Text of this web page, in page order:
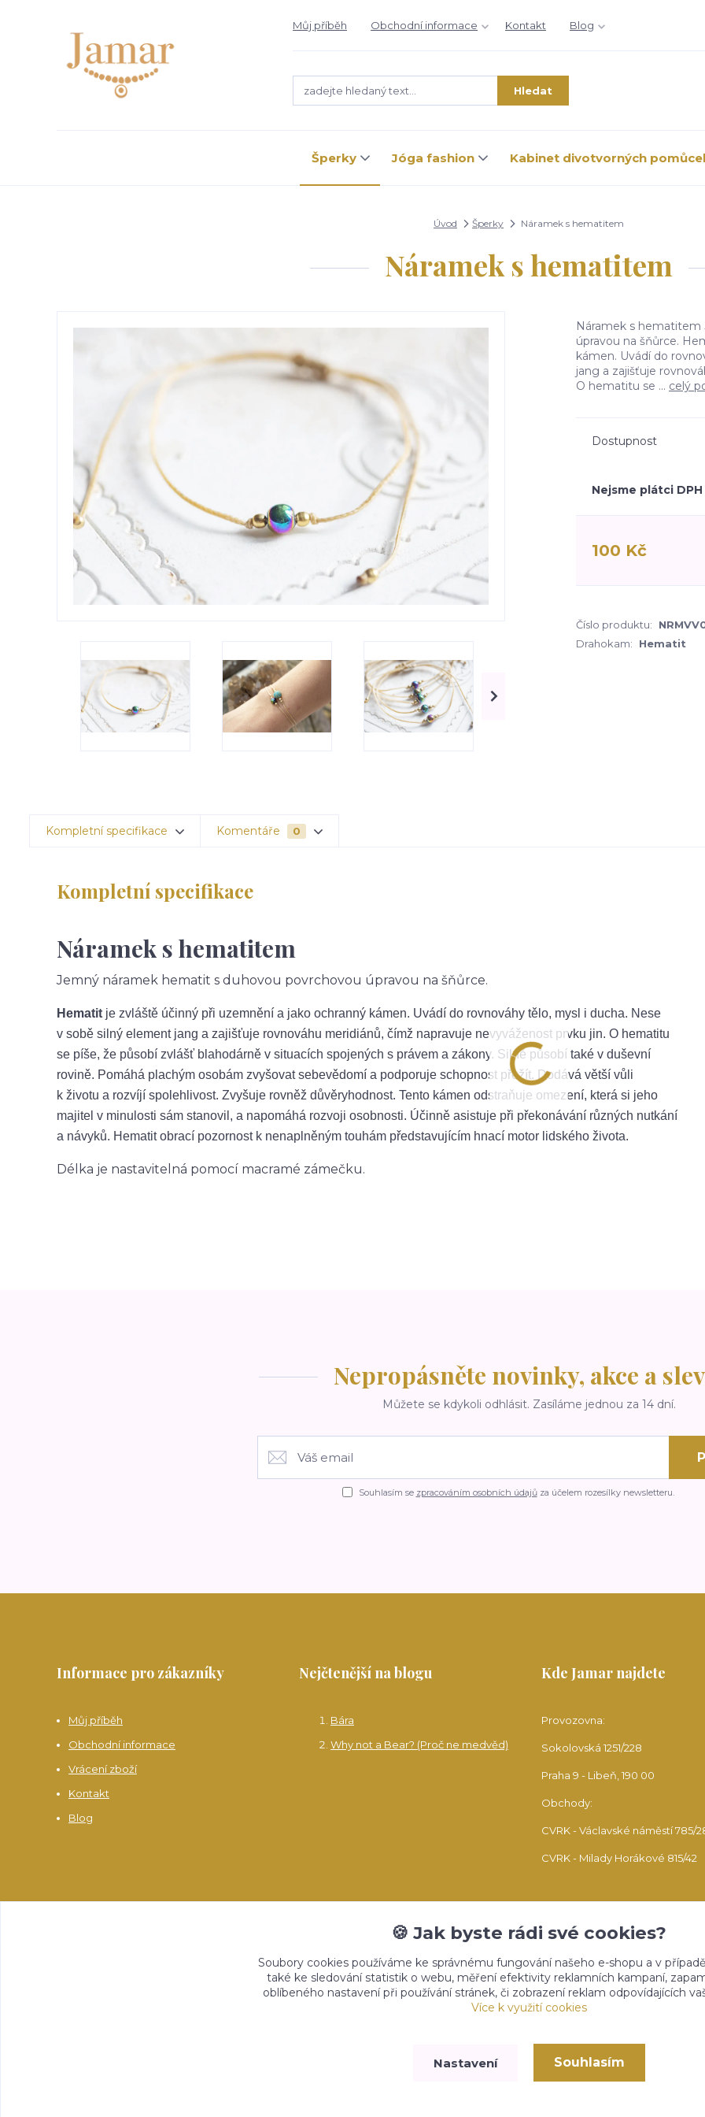
Můj příběh Obchodní informace Kontakt Blog
Hledat
Šperky Jóga fashion Kabinet divotvorných
Úvod Šperky Náramek s hematitem
Náramek s hematitem
Náramek s
úpravou na šňůrce.
kámen. Uvádí do
jang a zajišťuje
O hematitu se ... celý
Dostupnost
Nejsme plátci DPH
100 Kč
Číslo produktu:
Drahokam:
Hematit
Kompletní specifikace Komentáře 0
Kompletní specifikace
Náramek s hematitem
Jemný náramek hematit s duhovou povrchovou úpravou na šňůrce.
Hematit je zvláště účinný při uzemnění a jako ochranný kámen. Uvádí do rovnováhy tělo, mysl i ducha. Nese
v sobě silný element jang a zajišťuje rovnováhu meridiánů, čímž napravuje nevyváženost prvku jin. O hematitu
se píše, že působí zvlášť blahodárně v situacích spojených s právem a zákony. Silně působí také v duševní
rovině. Pomáhá plachým osobám zvyšovat sebevědomí a podporuje schopnost přežít. Dodává větší vůli
k životu a rozvíjí spolehlivost. Zvyšuje rovněž důvěryhodnost. Tento kámen odstraňuje omezení, která si jeho
majitel v minulosti sám stanovil, a napomáhá rozvoji osobnosti. Účinně asistuje při překonávání různých nutkání
a návyků. Hematit obrací pozornost k nenaplněným touhám představujícím hnací motor lidského života.
Délka je nastavitelná pomocí macramé zámečku.
Nepropásněte novinky, akce a
Můžete se kdykoli odhlásit. Zasíláme jednou za 14 dní.
Souhlasím se zpracováním osobních údajůza účelem rozesílky newsletteru.
Informace pro zákazníky
Můj příběh
Obchodní informace
Vrácení zboží
Kontakt
Blog
Nejčtenější na blogu
Bára
Why not a Bear? (Proč ne medvěd)
Kde Jamar najdete
Provozovna:
Sokolovská 1251/228
Praha 9 - Libeň, 190 00
Obchody:
CVRK - Václavské náměstí 785/
CVRK - Milady Horákové 815/42
Upravit sběr cookies.
Eshop-rychle.cz
🍪 Jak byste rádi své cookies?
Soubory cookies používáme ke správnému fungování našeho e-shopu a v
také ke sledování statistik o webu, měření efektivity reklamních kampaní,
oblíbeného nastavení při používání stránek, či zobrazení reklam odpovídajících
Více k využití cookies
Nastavení Souhlasím